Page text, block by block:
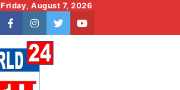
Friday, August 7, 2026
facebookinstagram
twitteryoutube